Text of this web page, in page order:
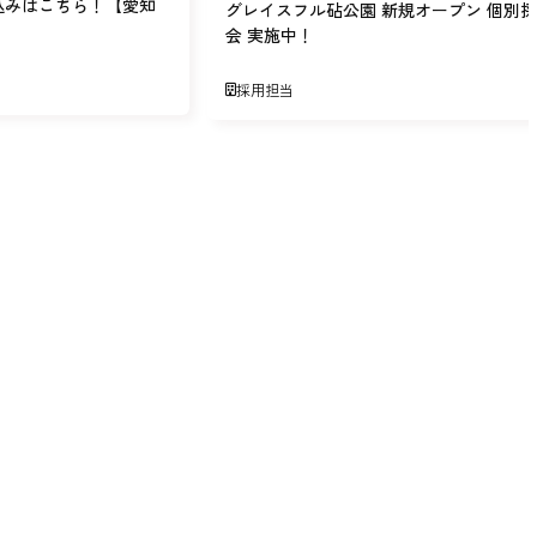
グレイスフル砧公園 新規オープン 個別
会 実施中！
採用担当